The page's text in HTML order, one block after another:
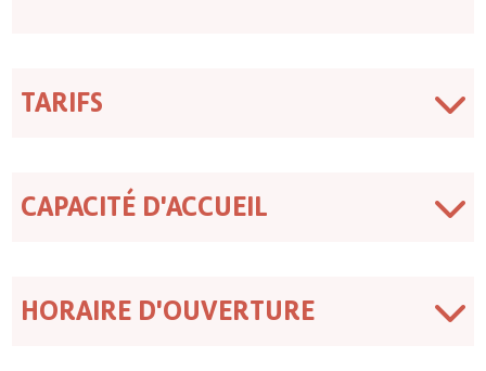
TARIFS
CAPACITÉ D'ACCUEIL
HORAIRE D'OUVERTURE